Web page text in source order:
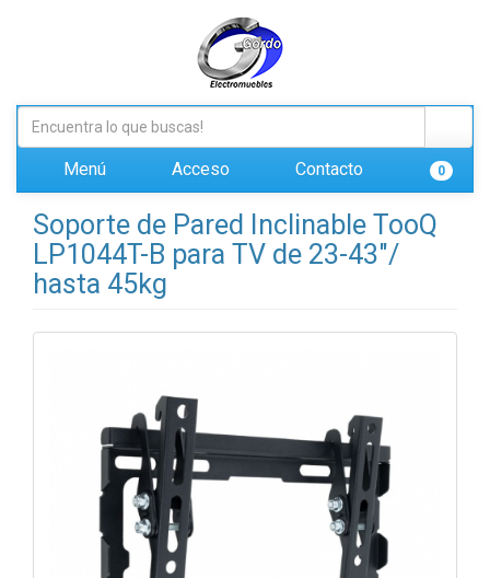
Menú Acceso Contacto 0
Soporte de Pared Inclinable TooQ
LP1044T-B para TV de 23-43"/
hasta 45kg